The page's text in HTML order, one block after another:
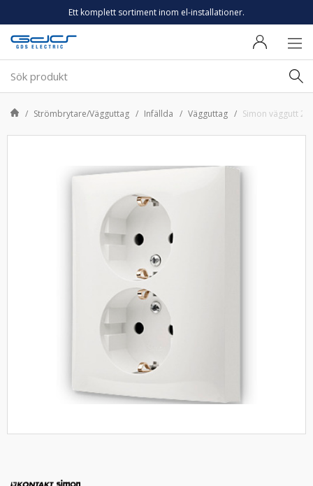
Ett komplett sortiment inom el-installationer.
Strömbrytare/Vägguttag Infällda Vägguttag Simon väggutt 2-